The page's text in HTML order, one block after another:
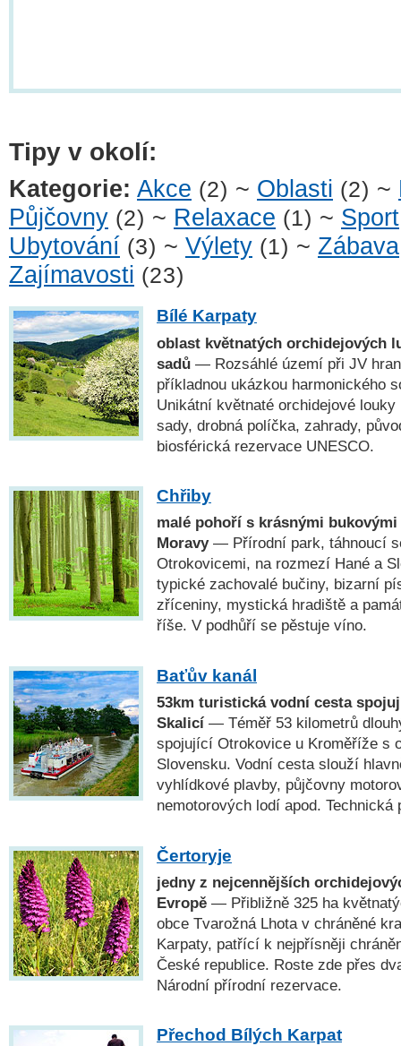
Tipy v okolí:
Kategorie: Akce (2) ~ Oblasti (2) ~
Půjčovny (2) ~ Relaxace (1) ~ Sport
Ubytování (3) ~ Výlety (1) ~ Zábava
Zajímavosti (23)
Bílé Karpaty
oblast květnatých orchidejových
sadů — Rozsáhlé území při JV
příkladnou ukázkou harmonického
Unikátní květnaté orchidejové
sady, drobná políčka, zahrady,
biosférická rezervace UNESCO.
Chřiby
malé pohoří s krásnými
Moravy— Přírodní park, táhnoucí
Otrokovicemi, na rozmezí Hané a
typické zachovalé bučiny, bizarní
zříceniny, mystická hradiště a
říše. V podhůří se pěstuje víno.
Baťův kanál
53km turistická vodní cesta
Skalicí — Téměř 53 kilometrů
spojující Otrokovice u Kroměříže s
Slovensku. Vodní cesta slouží
vyhlídkové plavby, půjčovny
nemotorových lodí apod. Technická
Čertoryje
jedny z nejcennějších
Evropě — Přibližně 325 ha
obce Tvarožná Lhota v chráněné
Karpaty, patřící k nejpřísněji
České republice. Roste zde přes
Národní přírodní rezervace.
Přechod Bílých Karpat